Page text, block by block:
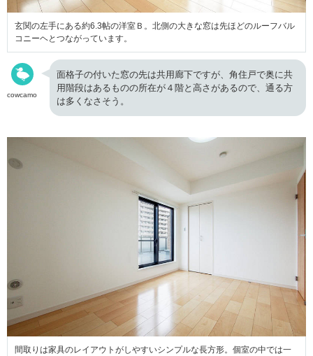
玄関の左手にある約6.3帖の洋室Ｂ。北側の大きな窓は先ほどのルーフバル
コニーヘとつながっています。
cowcamo
面格子の付いた窓の先は共用廊下ですが、角住戸で奥に共
用階段はあるものの所在が４階と高さがあるので、通る方
は多くなさそう。
間取りは家具のレイアウトがしやすいシンプルな長方形。個室の中では一